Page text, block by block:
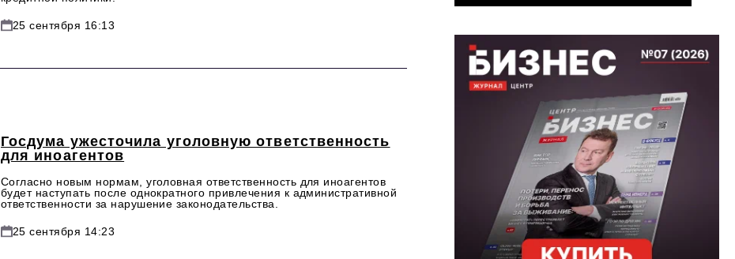
25 сентября 16:13
Госдума ужесточила уголовную ответственность
для иноагентов
Согласно новым нормам, уголовная ответственность для иноагентов
будет наступать после однократного привлечения к административной
ответственности за нарушение законодательства.
25 сентября 14:23